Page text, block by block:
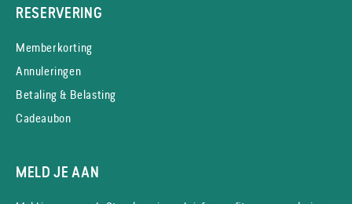
RESERVERING
Memberkorting
Annuleringen
Betaling & Belasting
Cadeaubon
MELD JE AAN